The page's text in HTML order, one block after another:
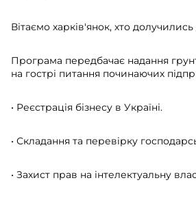
Вітаємо харків'янок, хто
Програма передбачає надання
на гострі питання починаючих
• Реєстрація бізнесу в Україні.
• Складання та перевірку
• Захист прав на інтелектуальну